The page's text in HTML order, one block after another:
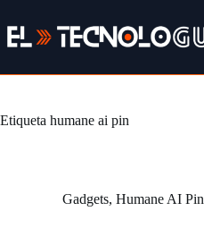
al
contenido
Etiqueta humane ai pin
Gadgets, Humane AI Pin